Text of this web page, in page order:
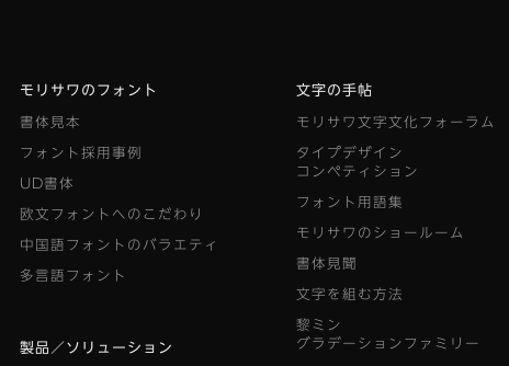
モリサワのフォント
書体見本
フォント採用事例
UD書体
欧文フォントへのこだわり
中国語フォントのバラエティ
多言語フォント
製品／ソリューション
文字の手帖
モリサワ文字文化フォーラム
タイプデザイン
コンペティション
フォント用語集
モリサワのショールーム
書体見聞
文字を組む方法
黎ミン
グラデーションファミリー